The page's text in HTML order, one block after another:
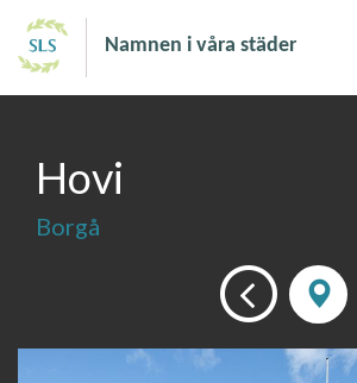
Namnen i våra städer
Hovi
Borgå